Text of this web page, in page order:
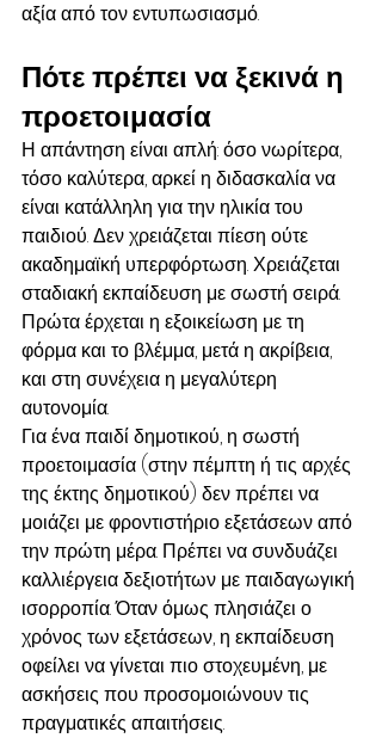
αξία από τον εντυπωσιασμό.
Πότε πρέπει να ξεκινά η
προετοιμασία
Η απάντηση είναι απλή: όσο νωρίτερα,
τόσο καλύτερα, αρκεί η διδασκαλία να
είναι κατάλληλη για την ηλικία του
παιδιού. Δεν χρειάζεται πίεση ούτε
ακαδημαϊκή υπερφόρτωση. Χρειάζεται
σταδιακή εκπαίδευση με σωστή σειρά.
Πρώτα έρχεται η εξοικείωση με τη
φόρμα και το βλέμμα, μετά η ακρίβεια,
και στη συνέχεια η μεγαλύτερη
αυτονομία.
Για ένα παιδί δημοτικού, η σωστή
προετοιμασία (στην πέμπτη ή τις αρχές
της έκτης δημοτικού) δεν πρέπει να
μοιάζει με φροντιστήριο εξετάσεων από
την πρώτη μέρα. Πρέπει να συνδυάζει
καλλιέργεια δεξιοτήτων με παιδαγωγική
ισορροπία. Όταν όμως πλησιάζει ο
χρόνος των εξετάσεων, η εκπαίδευση
οφείλει να γίνεται πιο στοχευμένη, με
ασκήσεις που προσομοιώνουν τις
πραγματικές απαιτήσεις.